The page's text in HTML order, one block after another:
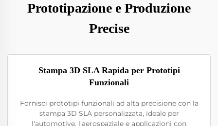
Prototipazione e Produzione
Precise
Stampa 3D SLA Rapida per Prototipi
Funzionali
Fornisci prototipi funzionali ad alta precisione con la
stampa 3D SLA personalizzata, ideale per
l'automotive, l'aerospaziale e applicazioni con